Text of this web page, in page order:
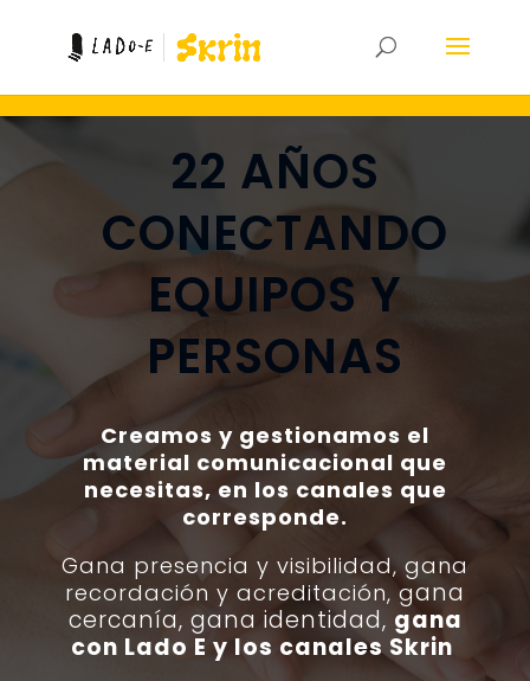
22 AÑOS
CONECTANDO
EQUIPOS Y
PERSONAS
Creamos y gestionamos el
material comunicacional que
necesitas, en los canales que
corresponde.
Gana presencia y visibilidad, gana
recordación y acreditación, gana
cercanía, gana identidad, gana
con Lado E y los canales Skrin